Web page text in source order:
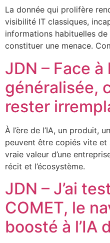
La donnée qui prolifère
visibilité IT classiques,
informations habituelles
constituer une menace.
JDN – Face
généralisée,
rester
À l’ère de l’IA, un produit,
peuvent être copiés vite et
vraie valeur d’une
récit et l’écosystème.
JDN – J’ai
COMET, le
boosté à l’IA